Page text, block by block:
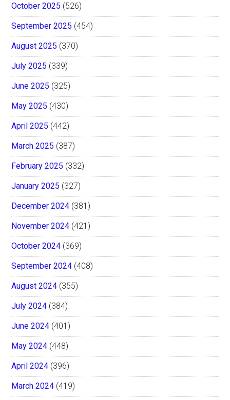
October 2025 (526)
September 2025 (454)
August 2025 (370)
July 2025 (339)
June 2025 (325)
May 2025 (430)
April 2025 (442)
March 2025 (387)
February 2025 (332)
January 2025 (327)
December 2024 (381)
November 2024 (421)
October 2024 (369)
September 2024 (408)
August 2024 (355)
July 2024 (384)
June 2024 (401)
May 2024 (448)
April 2024 (396)
March 2024 (419)